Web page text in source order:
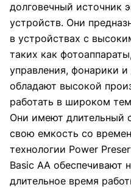
долговечный источник
устройств. Они
в устройствах с
таких как
управления, фонарики
обладают высокой
работать в широком
Они имеют длительный
свою емкость со
технологии Power
Basic АА обеспечивают
длительное время